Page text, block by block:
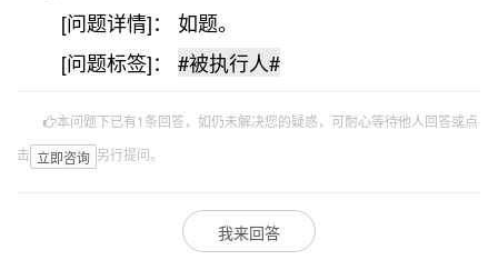
[问题详情]： 如题。
[问题标签]： #被执行人#
本问题下已有1条回答，如仍未解决您的疑惑，可耐心等待他人回答或点
击 立即咨询 另行提问。
我来回答